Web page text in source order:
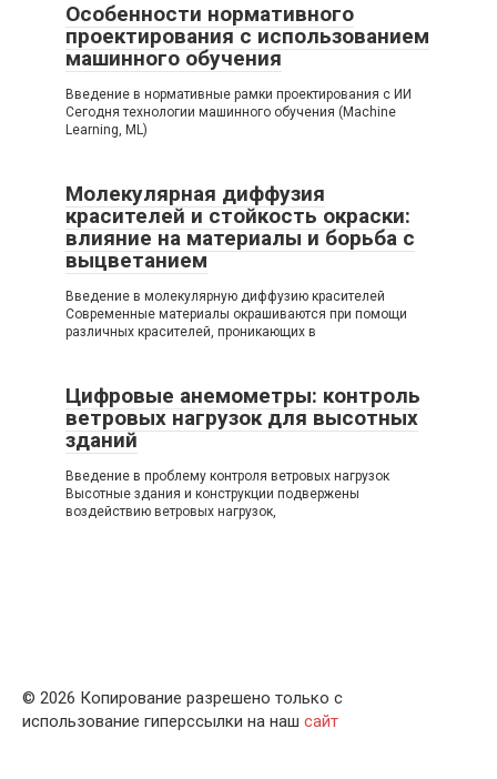
Особенности нормативного
проектирования с использованием
машинного обучения
Введение в нормативные рамки проектирования с ИИ
Сегодня технологии машинного обучения (Machine
Learning, ML)
Молекулярная диффузия
красителей и стойкость окраски:
влияние на материалы и борьба с
выцветанием
Введение в молекулярную диффузию красителей
Современные материалы окрашиваются при помощи
различных красителей, проникающих в
Цифровые анемометры: контроль
ветровых нагрузок для высотных
зданий
Введение в проблему контроля ветровых нагрузок
Высотные здания и конструкции подвержены
воздействию ветровых нагрузок,
© 2026 Копирование разрешено только с
использование гиперссылки на наш сайт